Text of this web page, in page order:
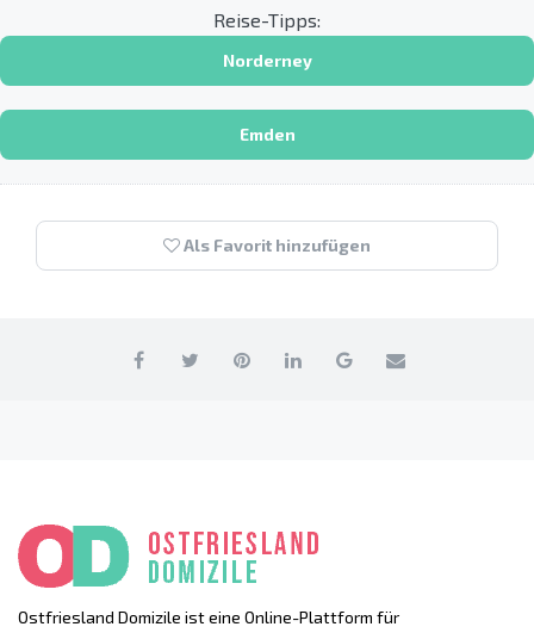
Reise-Tipps:
Norderney
Emden
Als Favorit hinzufügen
Ostfriesland Domizile ist eine Online-Plattform für